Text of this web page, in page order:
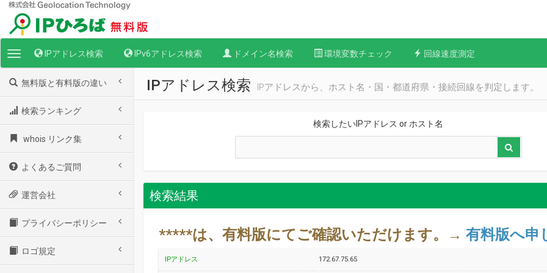
Toggle
navigation
IPアドレス検索 IPv6アドレス検索 ドメイン名検索 環境変数チェック 回線速度測定
無料版と有料版の違い
検索ランキング
whois リンク集
よくあるご質問
運営会社
プライバシーポリシー
ロゴ規定
IPアドレス検索 IPアドレスから、ホスト名・国・都道府県・接続回線を判定します。
検索したいIPアドレス or ホスト名
検索結果
*****は、有料版にてご確認いただけます。→ 有料版へ申
IPアドレス 172.67.75.65